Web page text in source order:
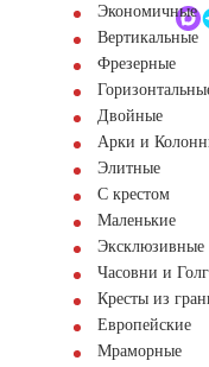
Обратный звонокЭкономичные
Вертикальные
Фрезерные
Двойные
Арки и
Элитные
С крестом
Маленькие
Эксклюзивные
Часовни и
Кресты из
Европейские
Мраморные